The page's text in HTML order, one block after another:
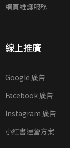
網頁維護服務
線上推廣
Google 廣告
Facebook 廣告
Instagram 廣告
小紅書運營方案